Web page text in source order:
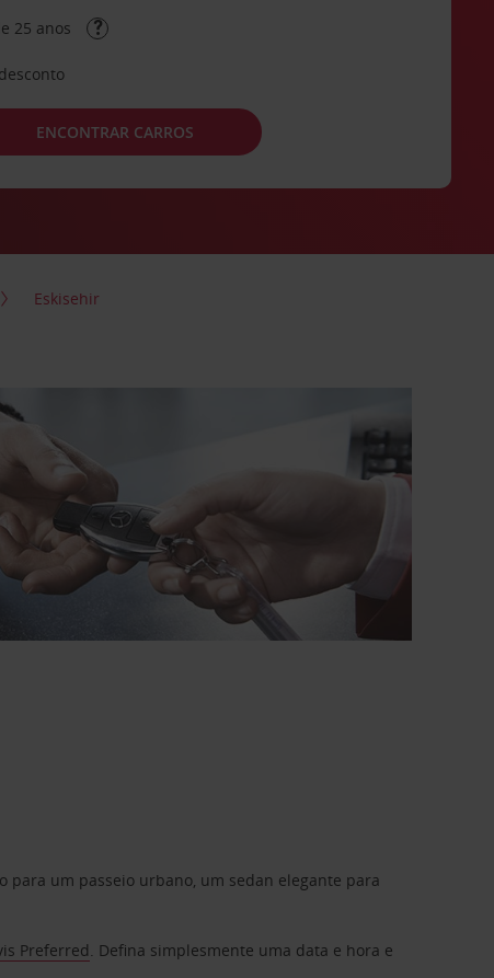
25 anos
ENCONTRAR CARROS
Eskisehir
um passeio urbano, um sedan elegante para
Preferred. Defina simplesmente uma data e hora e